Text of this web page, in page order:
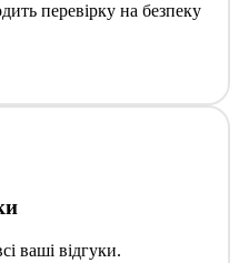
перевірку на безпеку
ваші відгуки.